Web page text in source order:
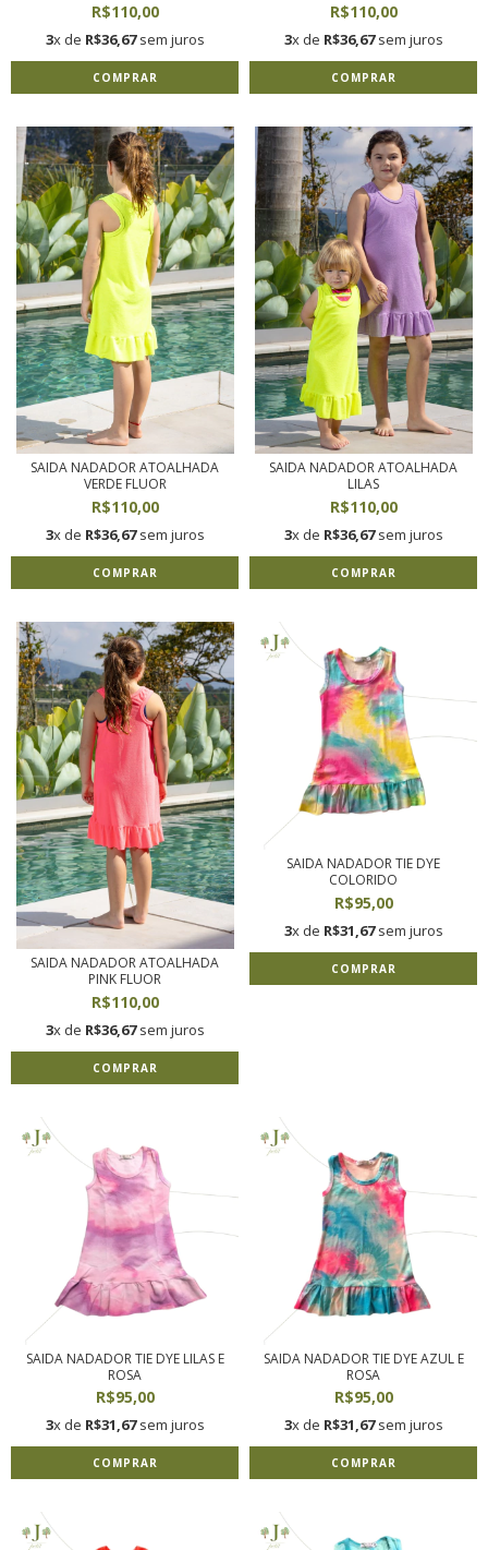
R$110,00
3x de R$36,67sem juros
COMPRAR
R$110,00
3x de R$36,67sem juros
COMPRAR
SAIDA NADADOR ATOALHADA
VERDE FLUOR
R$110,00
3x de R$36,67sem juros
COMPRAR
SAIDA NADADOR ATOALHADA
LILAS
R$110,00
3x de R$36,67sem juros
COMPRAR
SAIDA NADADOR ATOALHADA
PINK FLUOR
R$110,00
3x de R$36,67sem juros
COMPRAR
SAIDA NADADOR TIE DYE
COLORIDO
R$95,00
3x de R$31,67sem juros
COMPRAR
SAIDA NADADOR TIE DYE LILAS E
ROSA
R$95,00
3x de R$31,67sem juros
COMPRAR
SAIDA NADADOR TIE DYE AZUL E
ROSA
R$95,00
3x de R$31,67sem juros
COMPRAR